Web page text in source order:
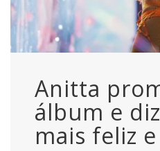
Anitta
álbum e
mais feliz